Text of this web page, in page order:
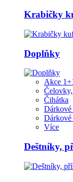
Krabičky
Doplňky
Akce
Čihátka
Dárkové
Více
Deštníky,